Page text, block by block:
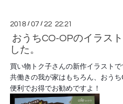
2018 /07 / 22 22:21
おうちCO-OPのイラス
した。
買い物トク子さんの新作イラストで
共働きの我が家はもちろん、おうち
便利でお得でお勧めですよ！